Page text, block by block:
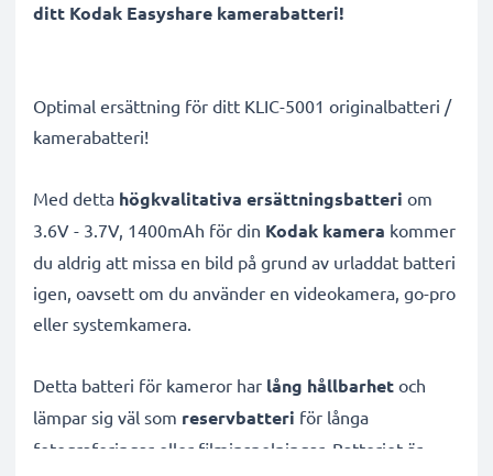
ditt Kodak Easyshare kamerabatteri!
Optimal ersättning för ditt KLIC-5001 originalbatteri /
kamerabatteri!
Med detta högkvalitativa ersättningsbatteri om
3.6V - 3.7V, 1400mAh för din Kodak kamera kommer
du aldrig att missa en bild på grund av urladdat batteri
igen, oavsett om du använder en videokamera, go-pro
eller systemkamera.
Detta batteri för kameror har lång hållbarhet och
lämpar sig väl som reservbatteri för långa
fotograferingar eller filminspelningar. Batteriet är